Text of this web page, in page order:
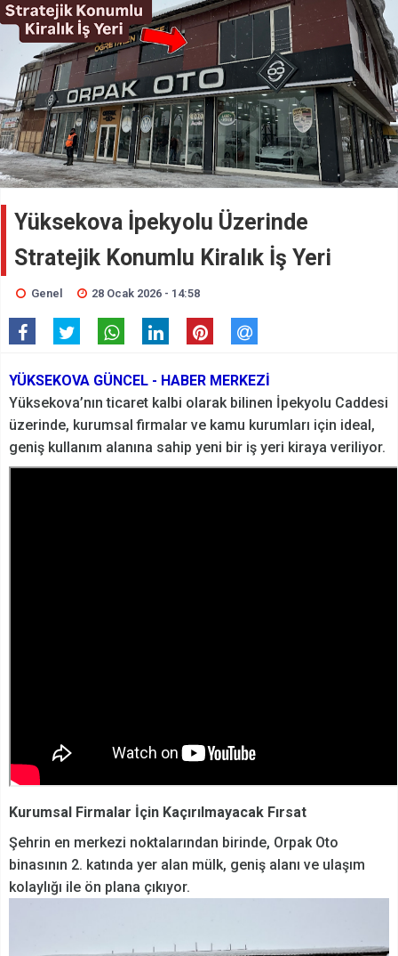
Yüksekova İpekyolu Üzerinde
Stratejik Konumlu Kiralık İş Yeri
Genel 28 Ocak 2026 - 14:58
YÜKSEKOVA GÜNCEL - HABER MERKEZİ
Yüksekova’nın ticaret kalbi olarak bilinen İpekyolu Caddesi
üzerinde, kurumsal firmalar ve kamu kurumları için ideal,
geniş kullanım alanına sahip yeni bir iş yeri kiraya veriliyor.
Kurumsal Firmalar İçin Kaçırılmayacak Fırsat
Şehrin en merkezi noktalarından birinde, Orpak Oto
binasının 2. katında yer alan mülk, geniş alanı ve ulaşım
kolaylığı ile ön plana çıkıyor.